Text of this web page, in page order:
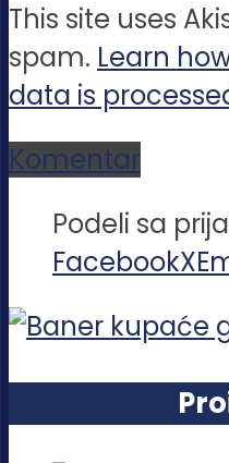
This site uses
spam. Learn
data is
Komentar
Podeli sa
FacebookX